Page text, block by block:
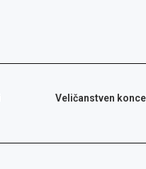
Veličanstven